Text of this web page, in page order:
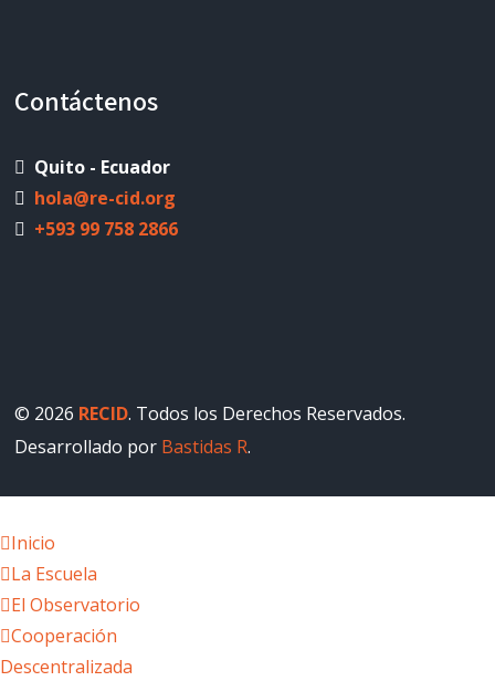
Contáctenos
Quito - Ecuador
hola@re-cid.org
+593 99 758 2866
© 2026 RECID. Todos los Derechos Reservados.
Desarrollado por Bastidas R.
Inicio
La Escuela
El Observatorio
Cooperación
Descentralizada